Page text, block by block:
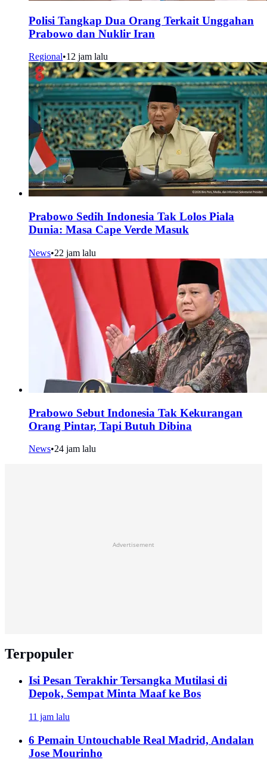
Polisi Tangkap Dua Orang Terkait Unggahan
Prabowo dan Nuklir Iran
Regional•12 jam lalu
Prabowo Sedih Indonesia Tak Lolos Piala
Dunia: Masa Cape Verde Masuk
News•22 jam lalu
Prabowo Sebut Indonesia Tak Kekurangan
Orang Pintar, Tapi Butuh Dibina
News•24 jam lalu
Advertisement
Terpopuler
Isi Pesan Terakhir Tersangka Mutilasi di
Depok, Sempat Minta Maaf ke Bos
11 jam lalu
6 Pemain Untouchable Real Madrid, Andalan
Jose Mourinho